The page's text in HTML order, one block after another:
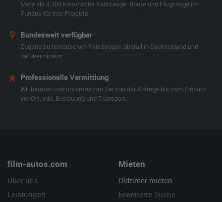
Mehr als 4.300 historische Fahrzeuge, Boote und Flugzeuge im
Fundus für Ihre Projekte.
Bundesweit verfügbar
Zugang zu historischen Fahrzeugen überall in Deutschland und
darüber hinaus.
Professionelle Vermittlung
Wir beraten und unterstützen Sie von der Anfrage bis zum Einsatz
vor Ort, inkl. Betreuung und Transport.
film-autos.com
Über uns
Leistungen
Mieten
Oldtimer mieten
Erweiterte Suche